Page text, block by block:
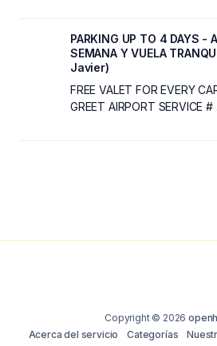
PARKING UP TO 4 DAYS -
SEMANA Y VUELA
Javier)
FREE VALET FOR EVERY
GREET AIRPORT SERVICE #
Copyright © 2026
Acerca del servicio
Categorías